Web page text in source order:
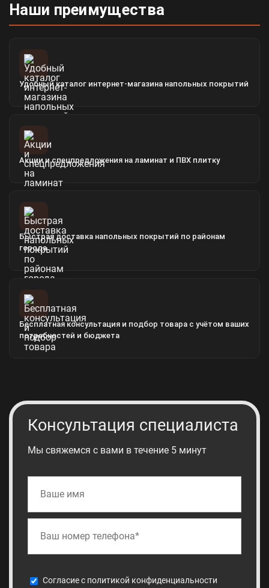
Наши преимущества
Удобный каталог интернет-магазина напольных покрытий
Акции и спецпредложения на ламинат и ПВХ плитку
Быстрая доставка напольных покрытий по районам
города
Бесплатная консультация и подбор товара с учётом ваших
потребностей и бюджета
Консультация специалиста
Мы свяжемся с вами в течение 5 минут
Cогласие с политикой конфиденциальности